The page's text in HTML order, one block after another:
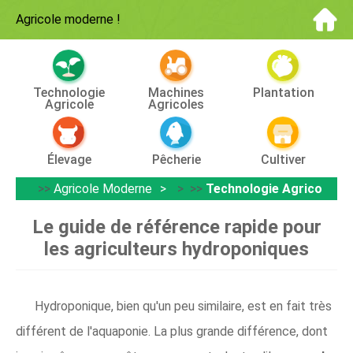
Agricole moderne !
Technologie
Agricole
Machines
Agricoles
Plantation
Élevage Pêcherie
Cultiver
>> Agricole Moderne > >> Technologie Agricole
Le guide de référence rapide pour
les agriculteurs hydroponiques
Hydroponique, bien qu'un peu similaire, est en fait très
différent de l'aquaponie. La plus grande différence, dont